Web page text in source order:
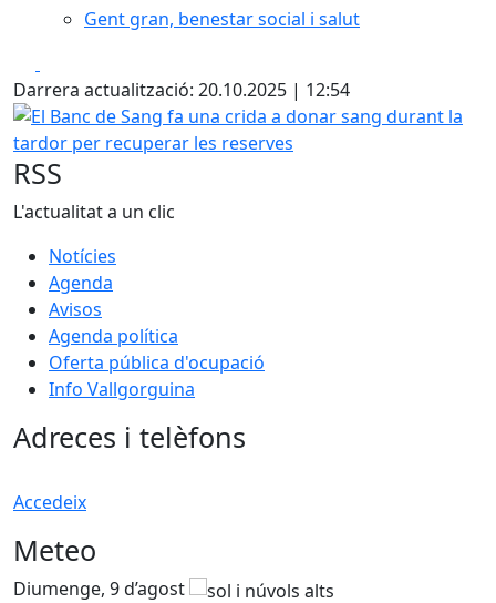
Gent gran, benestar social i salut
Darrera actualització: 20.10.2025 | 12:54
El Banc de Sang fa una crida a donar sang durant la
RSS
L'actualitat a un clic
Notícies
Agenda
Avisos
Agenda política
Oferta pública d'ocupació
Info Vallgorguina
Adreces i telèfons
Accedeix
Meteo
Diumenge, 9 d’agost